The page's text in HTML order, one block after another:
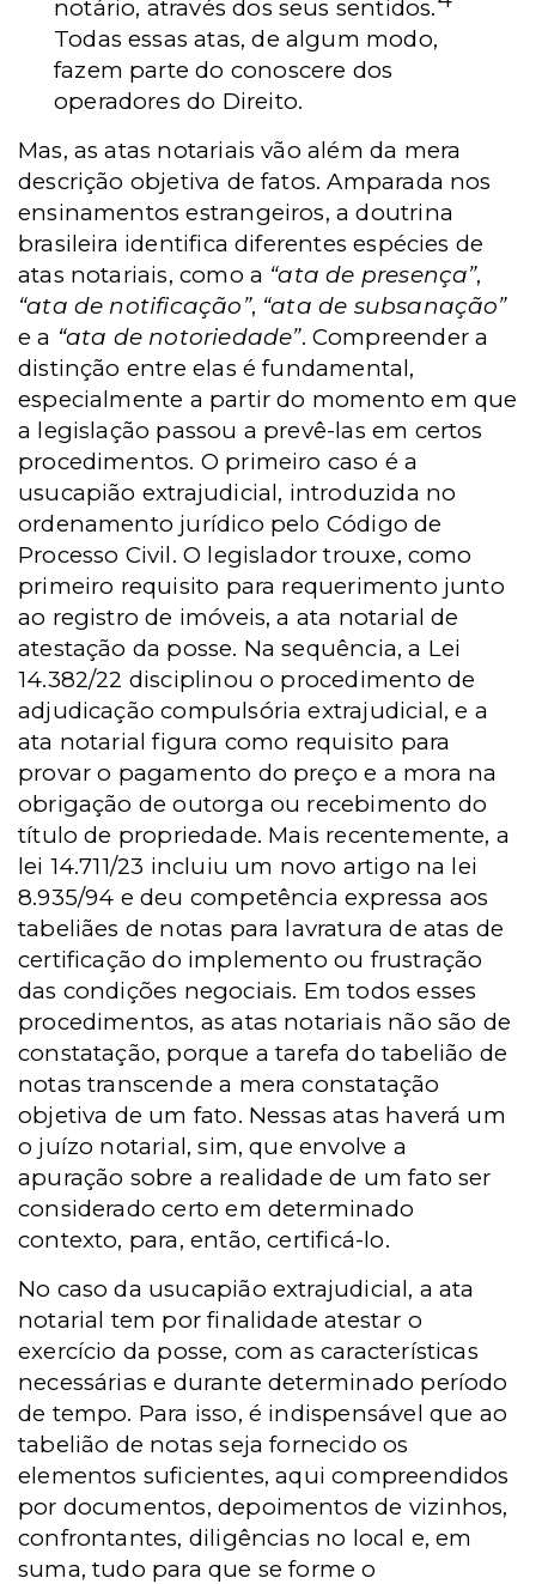
notário, através dos seus sentidos.
Todas essas atas, de algum modo,
fazem parte do conoscere dos
operadores do Direito.
Mas, as atas notariais vão além da mera
descrição objetiva de fatos. Amparada nos
ensinamentos estrangeiros, a doutrina
brasileira identifica diferentes espécies de
atas notariais, como a “ata de presença”,
“ata de notificação”, “ata de subsanação”
e a “ata de notoriedade”. Compreender a
distinção entre elas é fundamental,
especialmente a partir do momento em que
a legislação passou a prevê-las em certos
procedimentos. O primeiro caso é a
usucapião extrajudicial, introduzida no
ordenamento jurídico pelo Código de
Processo Civil. O legislador trouxe, como
primeiro requisito para requerimento junto
ao registro de imóveis, a ata notarial de
atestação da posse. Na sequência, a Lei
14.382/22 disciplinou o procedimento de
adjudicação compulsória extrajudicial, e a
ata notarial figura como requisito para
provar o pagamento do preço e a mora na
obrigação de outorga ou recebimento do
título de propriedade. Mais recentemente, a
lei 14.711/23 incluiu um novo artigo na lei
8.935/94 e deu competência expressa aos
tabeliães de notas para lavratura de atas de
certificação do implemento ou frustração
das condições negociais. Em todos esses
procedimentos, as atas notariais não são de
constatação, porque a tarefa do tabelião de
notas transcende a mera constatação
objetiva de um fato. Nessas atas haverá um
o juízo notarial, sim, que envolve a
apuração sobre a realidade de um fato ser
considerado certo em determinado
contexto, para, então, certificá-lo.
No caso da usucapião extrajudicial, a ata
notarial tem por finalidade atestar o
exercício da posse, com as características
necessárias e durante determinado período
de tempo. Para isso, é indispensável que ao
tabelião de notas seja fornecido os
elementos suficientes, aqui compreendidos
por documentos, depoimentos de vizinhos,
confrontantes, diligências no local e, em
suma, tudo para que se forme o